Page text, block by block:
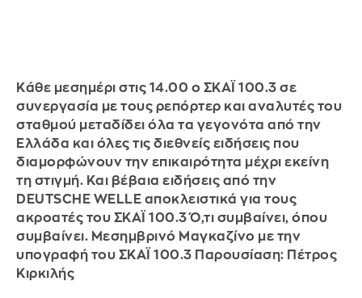
Κάθε μεσημέρι στις 14.00 ο ΣΚΑΪ 100.3 σε
συνεργασία με τους ρεπόρτερ και αναλυτές του
σταθμού μεταδίδει όλα τα γεγονότα από την
Ελλάδα και όλες τις διεθνείς ειδήσεις που
διαμορφώνουν την επικαιρότητα μέχρι εκείνη
τη στιγμή. Και βέβαια ειδήσεις από την
DEUTSCHE WELLE αποκλειστικά για τους
ακροατές του ΣΚΑΪ 100.3 Ό,τι συμβαίνει, όπου
συμβαίνει. Μεσημβρινό Μαγκαζίνο με την
υπογραφή του ΣΚΑΪ 100.3 Παρουσίαση: Πέτρος
Κιρκιλής